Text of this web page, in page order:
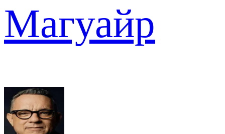
Магуайр